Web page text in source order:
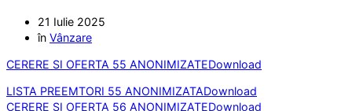
21 Iulie 2025
în Vânzare
CERERE SI OFERTA 55 ANONIMIZATEDownload
LISTA PREEMTORI 55 ANONIMIZATADownload
CERERE SI OFERTA 56 ANONIMIZATEDownload